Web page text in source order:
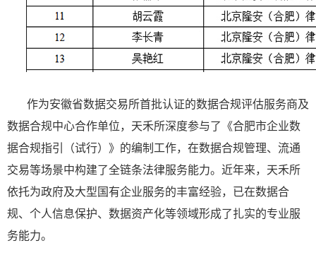
作为安徽省数据交易所首批认证的数据合规评估服务商及
数据合规中心合作单位，天禾所深度参与了《合肥市企业数
据合规指引（试行）》的编制工作，在数据合规管理、流通
交易等场景中构建了全链条法律服务能力。近年来，天禾所
依托为政府及大型国有企业服务的丰富经验，已在数据合
规、个人信息保护、数据资产化等领域形成了扎实的专业服
务能力。